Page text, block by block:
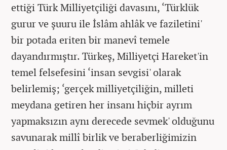
ettiği Türk Milliyetçiliği davasını, ‘Türklük
gurur ve şuuru ile İslâm ahlâk ve faziletini'
bir potada eriten bir manevî temele
dayandırmıştır. Türkeş, Milliyetçi Hareket'in
temel felsefesini ‘insan sevgisi' olarak
belirlemiş; ‘gerçek milliyetçiliğin, milleti
meydana getiren her insanı hiçbir ayrım
yapmaksızın aynı derecede sevmek' olduğunu
savunarak millî birlik ve beraberliğimizin